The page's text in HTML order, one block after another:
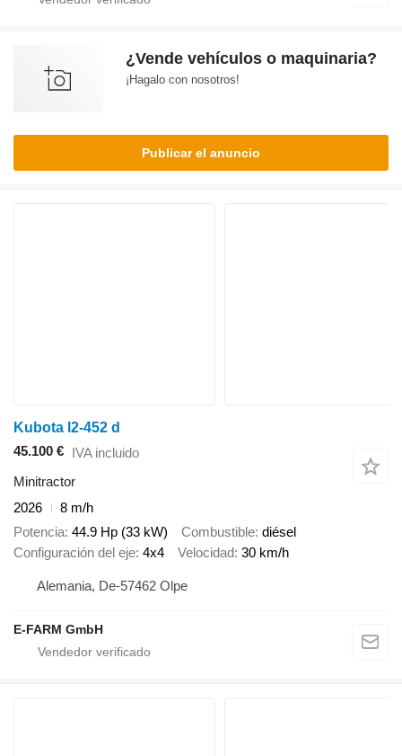
¿Vende vehículos o maquinaria?
¡Hagalo con nosotros!
Publicar el anuncio
Kubota l2-452 d
45.100 € IVA incluido
Minitractor
2026
8 m/h
Potencia 44.9 Hp (33 kW) Combustible diésel
Configuración del eje 4x4 Velocidad 30 km/h
Alemania, De-57462 Olpe
E-FARM GmbH